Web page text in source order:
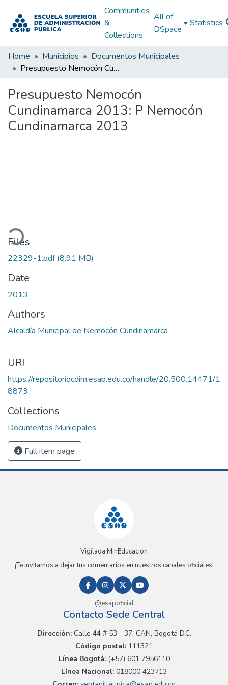
Communities
&
Collections
All of
DSpace
Statistics
Home Municipios
Documentos Municipales
Presupuesto Nemocón Cundinamarca 2013: P Nemocón Cundinamarca 2013
Presupuesto Nemocón
Cundinamarca 2013: P Nemocón
Cundinamarca 2013
Files
22329-1.pdf(8.91 MB)
Date
2013
Authors
Alcaldía Municipal de Nemocón Cundinamarca
URI
https://repositoriocdim.esap.edu.co/handle/20.500.14471/1
8873
Collections
Documentos Municipales
Full item page
Vigilada MinEducación
¡Te invitamos a dejar tus comentarios en nuestros canales oficiales!
@esapoficial
Contacto Sede Central
Dirección:Calle 44 # 53 - 37, CAN, Bogotá D.C.
Código postal: 111321
Línea Bogotá:(+57) 601 7956110
Línea Nacional: 018000 423713